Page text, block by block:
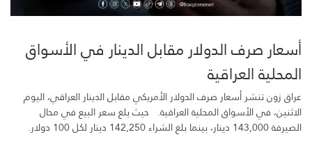
أسعار صرف الدولار مقابل الدينار في الأسواق
المحلية العراقية
عراق زون تنشر أسعار صرف الدولار الأمريكي مقابل الدينار العراقي، اليوم
الاثنين، في الأسواق المحلية العراقية. حيث بلغ سعر البيع في محال
الصيرفة 143,000 دينار، بينما بلغ الشراء 142,250 دينار لكل 100 دولار.